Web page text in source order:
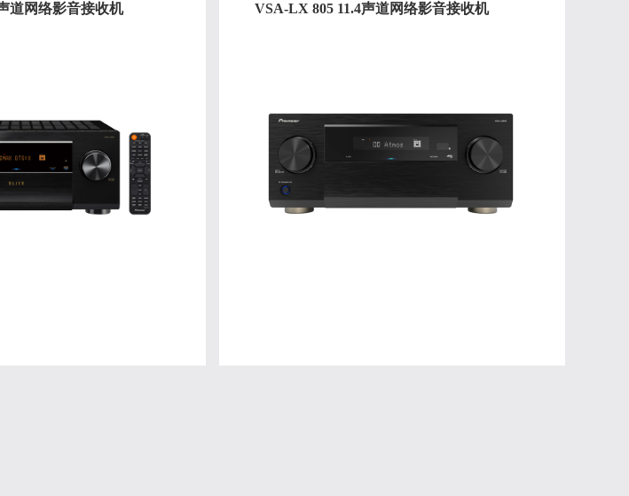
道网络影音接收机 VSA-LX 805 11.4声道网络影音接收机